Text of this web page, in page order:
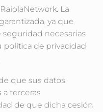
La
ya que
necesarias
política de privacidad
que sus datos
a terceras
de que dicha cesión